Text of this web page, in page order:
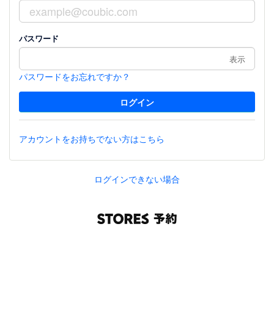
パスワード
表示
パスワードをお忘れですか？
アカウントをお持ちでない方はこちら
ログインできない場合